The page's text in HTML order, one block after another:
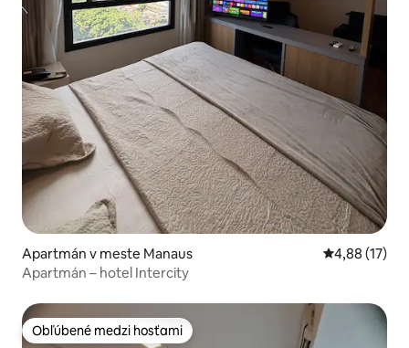
Apartmán v meste Manaus Priemerné
4,88 (17)
Apartmán – hotel Intercity
Obľúbené medzi hosťami
Obľúbené medzi hosťami